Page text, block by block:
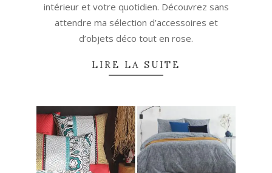
intérieur et votre quotidien. Découvrez sans
attendre ma sélection d’accessoires et
d’objets déco tout en rose.
LIRE LA SUITE